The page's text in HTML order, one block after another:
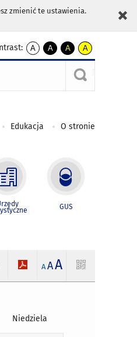
zmienić te ustawienia.
A
kontrast
A
kontrast
czarnym
A
kontrast
żółty
tekst
czarnym
A
kontrast
czarny
tekst
żółtym
Edukacja O stronie
GUS
A AA
Niedziela